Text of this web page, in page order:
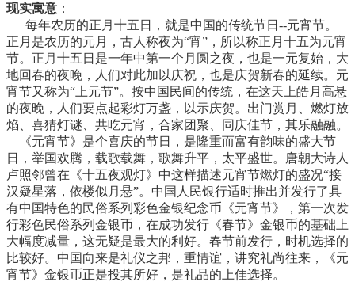
现实寓意 ：
每年农历的正月十五日，就是中国的传统节日--元宵节。
正月是农历的元月，古人称夜为“宵”，所以称正月十五为元宵
节。正月十五日是一年中第一个月圆之夜，也是一元复始，大
地回春的夜晚，人们对此加以庆祝，也是庆贺新春的延续。元
宵节又称为“上元节”。按中国民间的传统，在这天上皓月高悬
的夜晚，人们要点起彩灯万盏，以示庆贺。出门赏月、燃灯放
焰、喜猜灯谜、共吃元宵，合家团聚、同庆佳节，其乐融融。
《元宵节》是个喜庆的节日，是隆重而富有韵味的盛大节
日，举国欢腾，载歌载舞，歌舞升平，太平盛世。唐朝大诗人
卢照邻曾在《十五夜观灯》中这样描述元宵节燃灯的盛况“接
汉疑星落，依楼似月悬”。中国人民银行适时推出并发行了具
有中国特色的民俗系列彩色金银纪念币《元宵节》，第一次发
行彩色民俗系列金银币，在成功发行《春节》金银币的基础上
大幅度减量，这无疑是最大的利好。春节前发行，时机选择的
比较好。中国向来是礼仪之邦，重情谊，讲究礼尚往来，《元
宵节》金银币正是投其所好，是礼品的上佳选择。